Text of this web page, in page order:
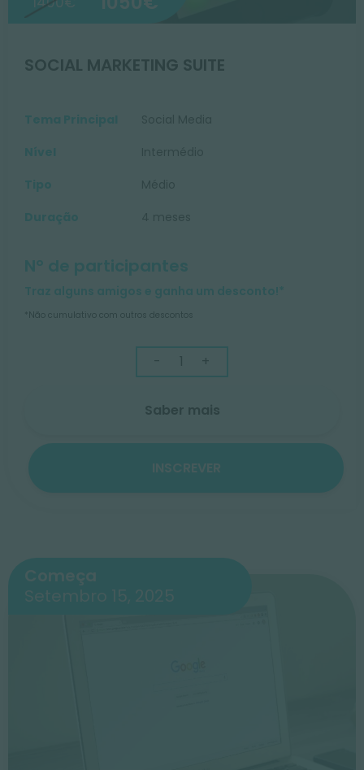
SOCIAL MARKETING SUITE
Tema Principal
Nível
Tipo
Duração
Nº de participantes
Traz alguns amigos e ganha um desconto!*
*Não cumulativo com outros descontos
- +
Saber mais
INSCREVER
Começa
Setembro 15, 2025